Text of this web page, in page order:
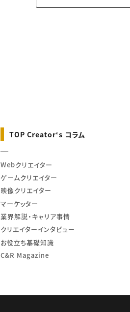
TOP Creator‘s コラム
Webクリエイター
ゲームクリエイター
映像クリエイター
マーケッター
業界解説・キャリア事情
クリエイターインタビュー
お役立ち基礎知識
C&R Magazine